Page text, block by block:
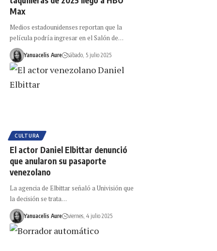
Max
Medios estadounidenses reportan que la
película podría ingresar en el Salón de…
Yanuacelis Aure sábado, 5 julio 2025
CULTURA
El actor Daniel Elbittar denunció
que anularon su pasaporte
venezolano
La agencia de Elbittar señaló a Univisión que
la decisión se trata…
Yanuacelis Aure viernes, 4 julio 2025